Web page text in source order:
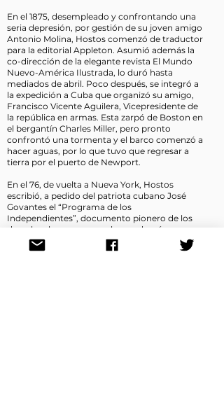
En el 1875, desempleado y confrontando una
seria depresión, por gestión de su joven amigo
Antonio Molina, Hostos comenzó de traductor
para la editorial Appleton. Asumió además la
co-dirección de la elegante revista El Mundo
Nuevo-América Ilustrada, lo duró hasta
mediados de abril. Poco después, se integró a
la expedición a Cuba que organizó su amigo,
Francisco Vicente Aguilera, Vicepresidente de
la república en armas. Esta zarpó de Boston en
el bergantín Charles Miller, pero pronto
confrontó una tormenta y el barco comenzó a
hacer aguas, por lo que tuvo que regresar a
tierra por el puerto de Newport.
En el 76, de vuelta a Nueva York, Hostos
escribió, a pedido del patriota cubano José
Govantes el “Programa de los
Independientes”, documento pionero de los
derechos humanos, en el que además
defiende el derecho de los pueblos a
constituirse en naciones. Desde México, José